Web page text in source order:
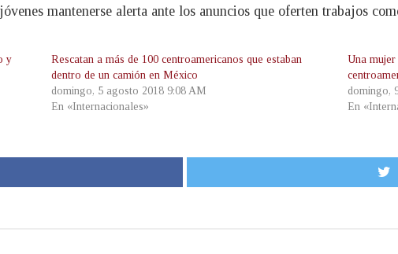
mantenerse alerta ante los anuncios que oferten trabajos
y
Rescatan a más de 100 centroamericanos que estaban
dentro de un camión en México
domingo, 5 agosto 2018 9:08 AM
En «Internacionales»
Una
domingo,
En